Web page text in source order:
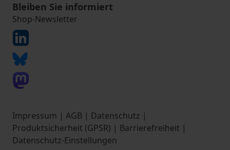
Bleiben Sie informiert
Shop-Newsletter
Impressum | AGB | Datenschutz |
Produktsicherheit (GPSR) | Barrierefreiheit |
Datenschutz-Einstellungen